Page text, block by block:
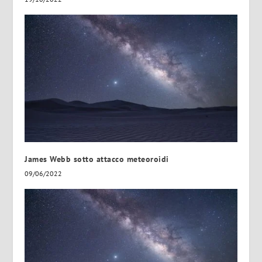
James Webb sotto attacco meteoroidi
09/06/2022